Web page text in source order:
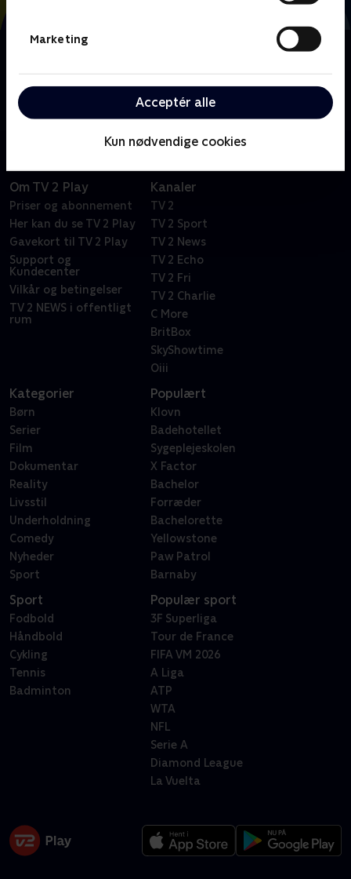
Marketing
Acceptér alle
Kun nødvendige cookies
analyser og interviews fra VM i Mexico, Canada og
USA.
Om TV 2 Play
Priser og abonnement
Her kan du se TV 2 Play
Gavekort til TV 2 Play
Support og
Kundecenter
Vilkår og betingelser
TV 2 NEWS i offentligt
rum
Kanaler
TV 2
TV 2 Sport
TV 2 News
TV 2 Echo
TV 2 Fri
TV 2 Charlie
C More
BritBox
SkyShowtime
Oiii
Kategorier
Børn
Serier
Film
Dokumentar
Reality
Livsstil
Underholdning
Comedy
Nyheder
Sport
Populært
Klovn
Badehotellet
Sygeplejeskolen
X Factor
Bachelor
Forræder
Bachelorette
Yellowstone
Paw Patrol
Barnaby
Sport
Fodbold
Håndbold
Cykling
Tennis
Badminton
Populær sport
3F Superliga
Tour de France
FIFA VM 2026
A Liga
ATP
WTA
NFL
Serie A
Diamond League
La Vuelta